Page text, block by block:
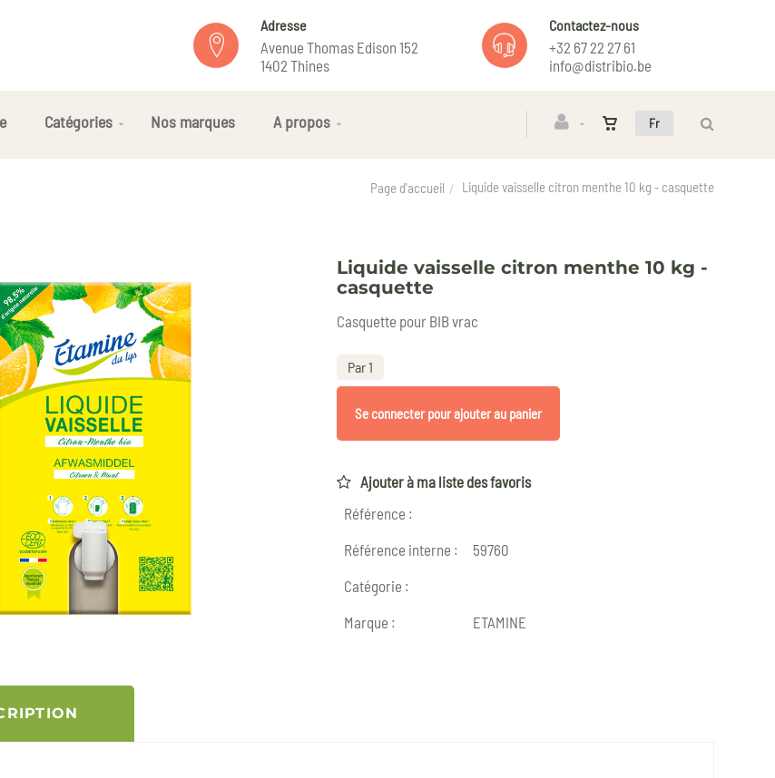
Adresse
Avenue Thomas Edison 152
1402 Thines
Contactez-nous
+32 67 22 27 61
info@distribio.be
Fr
Catégories Nos marques A propos
Page d'accueil Liquide vaisselle citron menthe 10 kg - casquette
Liquide vaisselle citron menthe 10 kg -
casquette
Casquette pour BIB vrac
Par 1
Se connecter pour ajouter au panier
Ajouter à ma liste des favoris
Référence :
Référence interne :
59760
Catégorie :
Marque :
ETAMINE